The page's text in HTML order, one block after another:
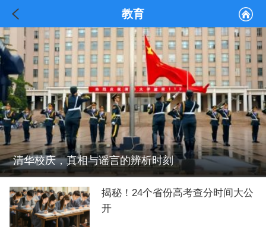
教育
清华校庆，真相与谣言的辨析时刻
揭秘！24个省份高考查分时间大公
开